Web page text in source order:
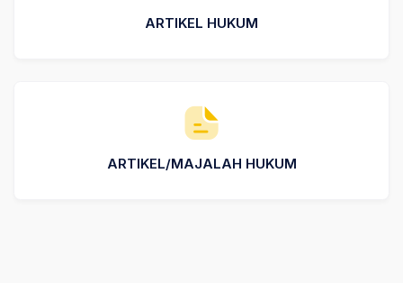
ARTIKEL HUKUM
ARTIKEL/MAJALAH HUKUM